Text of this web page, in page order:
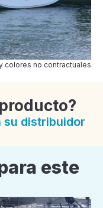
colores no contractuales
su distribuidor
este